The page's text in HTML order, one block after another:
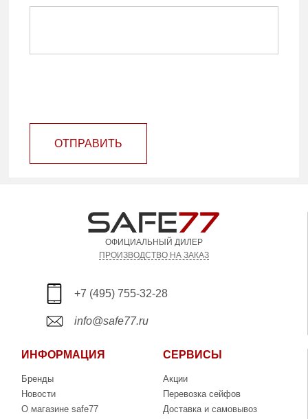
ОТПРАВИТЬ
ОФИЦИАЛЬНЫЙ ДИЛЕР
ПРОИЗВОДСТВО НА ЗАКАЗ
+7 (495) 755-32-28
info@safe77.ru
ИНФОРМАЦИЯ
Бренды
Новости
О магазине safe77
СЕРВИСЫ
Акции
Перевозка сейфов
Доставка и самовывоз